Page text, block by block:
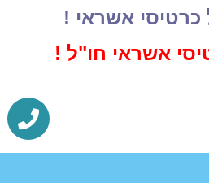
כרטיסי אשראי !
אשראי חו"ל !